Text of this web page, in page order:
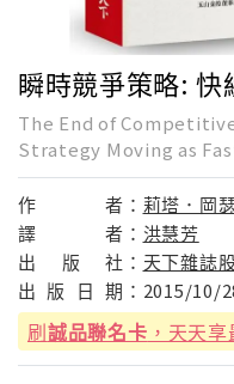
瞬時競爭策略:
The End of
Strategy Moving as
作 者： 莉塔．岡
譯
者： 洪慧芳
出
版 社： 天下雜誌
出 版 日 期： 2015/10/
刷誠品聯名卡 ，天天